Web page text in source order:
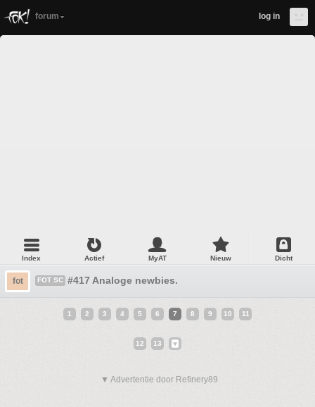
forum log in
Index Actief MyAT Nieuw Dicht
fot FOT SC #417 Analoge newbies.
1 2 3 4 5 6 7 8 9 10 11
12 13
▼ Advertentie door Refinery89